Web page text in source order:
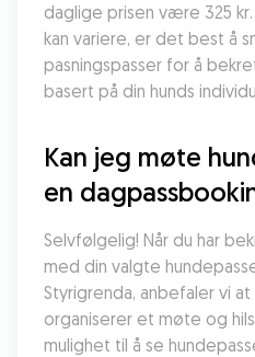
daglige prisen være 325
kan variere, er det best å
pasningspasser for å
basert på din hunds
Kan jeg møte
en
Selvfølgelig! Når du har
med din valgte
Styrigrenda, anbefaler vi
organiserer et møte og
mulighet til å se